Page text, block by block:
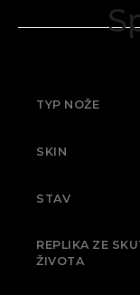
TYP NOŽE
SKIN
STAV
REPLIKA ZE
ŽIVOTA